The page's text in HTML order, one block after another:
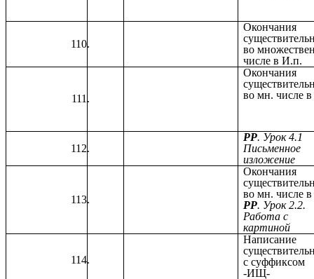
Окончания
во
числе в И.п.
Окончания
во мн. числе в
РР. Урок 4.1
Письменное
изложение
Окончания
во мн. числе в
РР. Урок 2.2.
Работа с
картиной
Написание
с суффиксом
-ИЩ-